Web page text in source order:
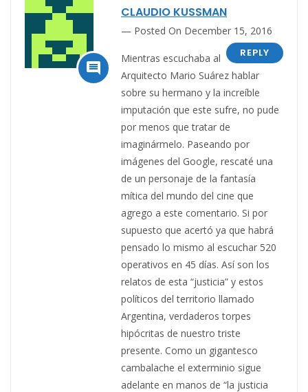

CLAUDIO KUSSMAN
Posted On December 15, 2016
REPLY
Mientras escuchaba al
Arquitecto Mario Suárez hablar
sobre su hermano y la increíble
imputación que este sufre, no pude
por menos que tratar de
imaginármelo. Paseando por
imágenes del Google, rescaté una
de un personaje de la fantasía
mítica del mundo del cine que
agrego a este comentario. Si por
supuesto que acertó ya que habrá
pensado lo mismo al escuchar 520
operativos en 45 días. Así son los
relatos de esta “justicia” y estos
políticos del territorio llamado
Argentina, verdaderos torpes
hipócritas de nuestro triste
presente. Como un gigantesco
cambalache el exterminio sigue
adelante en manos de “la justicia